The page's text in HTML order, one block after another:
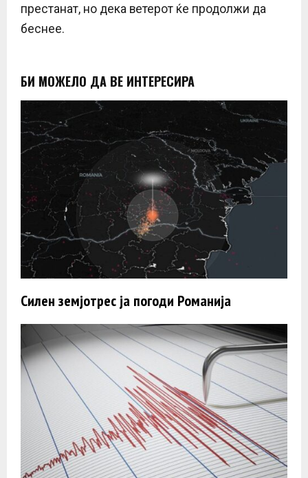
престанат, но дека ветерот ќе продолжи да
беснее.
БИ МОЖЕЛО ДА ВЕ ИНТЕРЕСИРА
Силен земјотрес ја погоди Романија